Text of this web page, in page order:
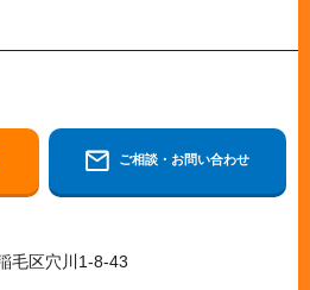
ご相談・お問い合わせ
毛区穴川1-8-43